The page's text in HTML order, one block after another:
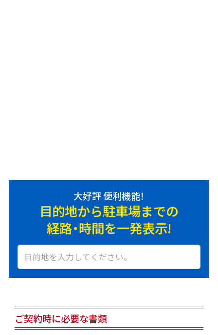
大好評 便利機能！
目的地から駐車場までの
経路・時間を一発表示!
ご契約時に必要な書類